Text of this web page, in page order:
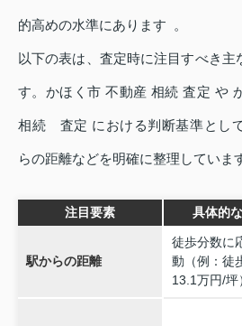
的高めの水準にあります 。
以下の表は、査定時に注目すべき主
す。かほく市 不動産 相続 査定 や
相続 査定 における判断基準とし
らの距離などを明確に整理していま
注目要素 具体的
駅からの距離
徒歩分数に
動（例：徒
13.1万円/坪